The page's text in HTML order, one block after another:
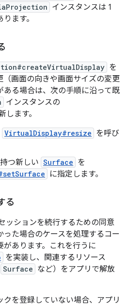
インスタンスは 1
ます。
を
（画面の向きや画面サイズの変更
ある場合は、次の手順に沿って既
インスタンスの
します。
VirtualDisplay#resize を呼び
つ新しい Surface を
に指定します。
る
ッションを続行するための同意
た場合のケースを処理するコー
あります。これを行うに
を実装し、関連するリソース
Surface など）をアプリで解放
を登録していない場合、アプリ